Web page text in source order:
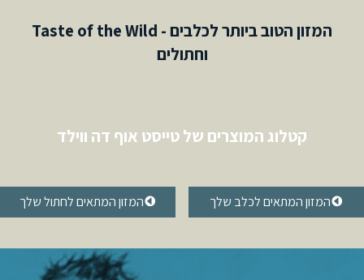
Taste of the Wild - המזון הטוב ביותר לכלבים
וחתולים
קטלוג המוצרים של טייסט אוף דה ווילד
המזון המתאים לחתול שלך המזון המתאים לכלב שלך